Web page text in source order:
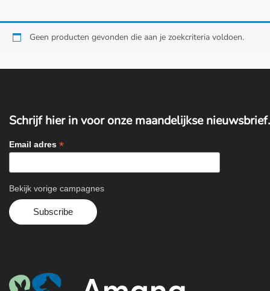
Home
Amana Zorgplan
Winkel
Geen producten gevonden die aan je zoekcriteria voldoen.
Schrijf hier in voor onze maandelijkse nieuwsbrief.
Email adres *
Bekijk vorige campagnes